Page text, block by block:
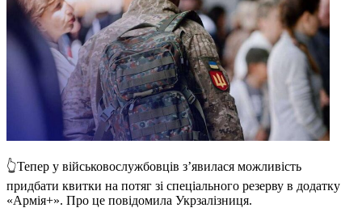
👆Тепер у військовослужбовців з’явилася можливість
придбати квитки на потяг зі спеціального резерву в додатку
«Армія+». Про це повідомила Укрзалізниця.